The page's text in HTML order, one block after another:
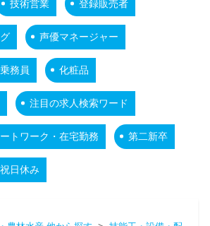
技術営業 登録販売者
声優マネージャー
務員 化粧品
注目の求人検索ワード
トワーク・在宅勤務 第二新卒
日休み